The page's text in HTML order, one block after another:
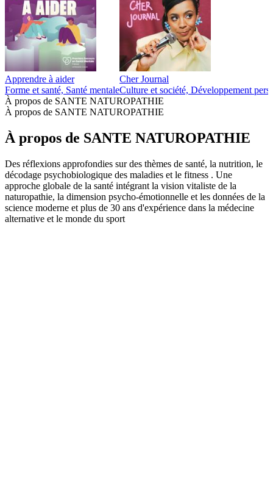
Apprendre à aider
Forme et santé, Santé mentale
Cher Journal
Culture et société, Développement
À propos de SANTE NATUROPATHIE
À propos de SANTE NATUROPATHIE
À propos de SANTE NATUROPATHIE
Des réflexions approfondies sur des thèmes de santé, la nutrition, le
décodage psychobiologique des maladies et le fitness . Une
approche globale de la santé intégrant la vision vitaliste de la
naturopathie, la dimension psycho-émotionnelle et les données de la
science moderne et plus de 30 ans d'expérience dans la médecine
alternative et le monde du sport